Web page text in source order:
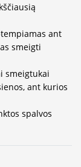
ant
smeigti
smeigtukai
ant kurios
spalvos